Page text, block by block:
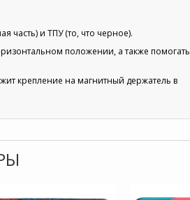
часть) и ТПУ (то, что черное).
положении, а также помогать
крепление на магнитный держатель в